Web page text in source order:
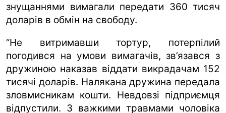
знущаннями вимагали передати 360 тисяч
доларів в обмін на свободу.
“Не витримавши тортур, потерпілий
погодився на умови вимагачів, зв’язався з
дружиною наказав віддати викрадачам 152
тисячі доларів. Налякана дружина передала
зловмисникам кошти. Невдовзі підприємця
відпустили. З важкими травмами чоловіка